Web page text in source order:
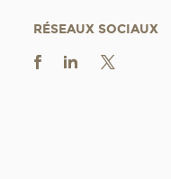
RÉSEAUX SOCIAUX